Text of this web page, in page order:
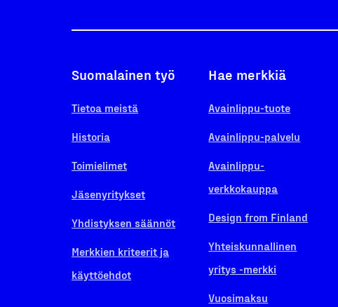
Suomalainen työ
Tietoa meistä
Historia
Toimielimet
Jäsenyritykset
Yhdistyksen säännöt
Merkkien kriteerit ja
käyttöehdot
Hae merkkiä
Avainlippu-tuote
Avainlippu-palvelu
Avainlippu-
verkkokauppa
Design from Finland
Yhteiskunnallinen
yritys -merkki
Vuosimaksu